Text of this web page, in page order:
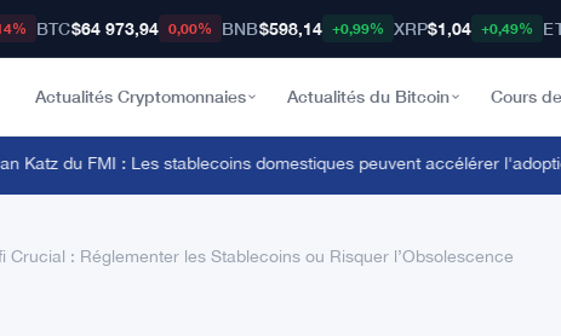
BTC$64 973,94 0,00% BNB$598,14 +0,99% XRP$1,04 +0,49%
Actualités Cryptomonnaies Actualités du Bitcoin Cours
du FMI : Les stablecoins domestiques peuvent accélérer l'adoption
Crucial : Réglementer les Stablecoins ou Risquer l’Obsolescence